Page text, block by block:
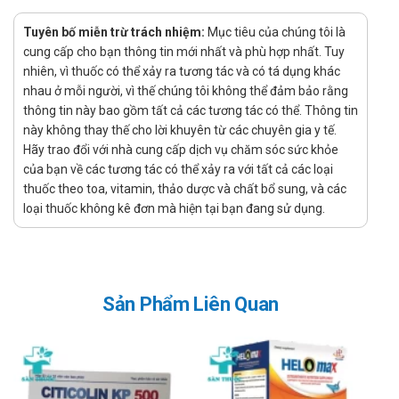
Chỉ định:
Hỗ trợ cải thiện trí nhớ, sa sút trí tuệ, cải thiện khả năng tập
trung.
Hỗ trợ điều trị các triệu chứng của thiểu năng tuần hoàn
não như đau đầu, chóng mặt, ù tai, giảm thị lực.
Hỗ trợ giảm đau gây ra bởi suy tuần hoàn ở động mạch
ngoại vi, đau cách hồi do nghẽn mạch chi dưới mãn tính,
hội chứng Raynauld.
Hướng dẫn sử dụng Ginknex
Được dùng để uống
Uống 1 viên/lần x 2-3 lần/ngày.
Liều dùng này có thể điều chỉnh tùy theo tình trạng của
Tuyên bố miễn trừ trách nhiệm: Mục tiêu của chúng tôi là
cung cấp cho bạn thông tin mới nhất và phù hợp nhất. Tuy
nhiên, vì thuốc có thể xảy ra tương tác và có tá dụng khác
nhau ở mỗi người, vì thế chúng tôi không thể đảm bảo rằng
thông tin này bao gồm tất cả các tương tác có thể. Thông tin
này không thay thế cho lời khuyên từ các chuyên gia y tế.
Hãy trao đổi với nhà cung cấp dịch vụ chăm sóc sức khỏe
của bạn về các tương tác có thể xảy ra với tất cả các loại
thuốc theo toa, vitamin, thảo dược và chất bổ sung, và các
loại thuốc không kê đơn mà hiện tại bạn đang sử dụng.
Sản Phẩm Liên Quan